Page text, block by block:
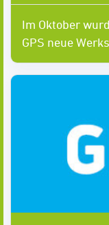
Im Oktober
GPS neue